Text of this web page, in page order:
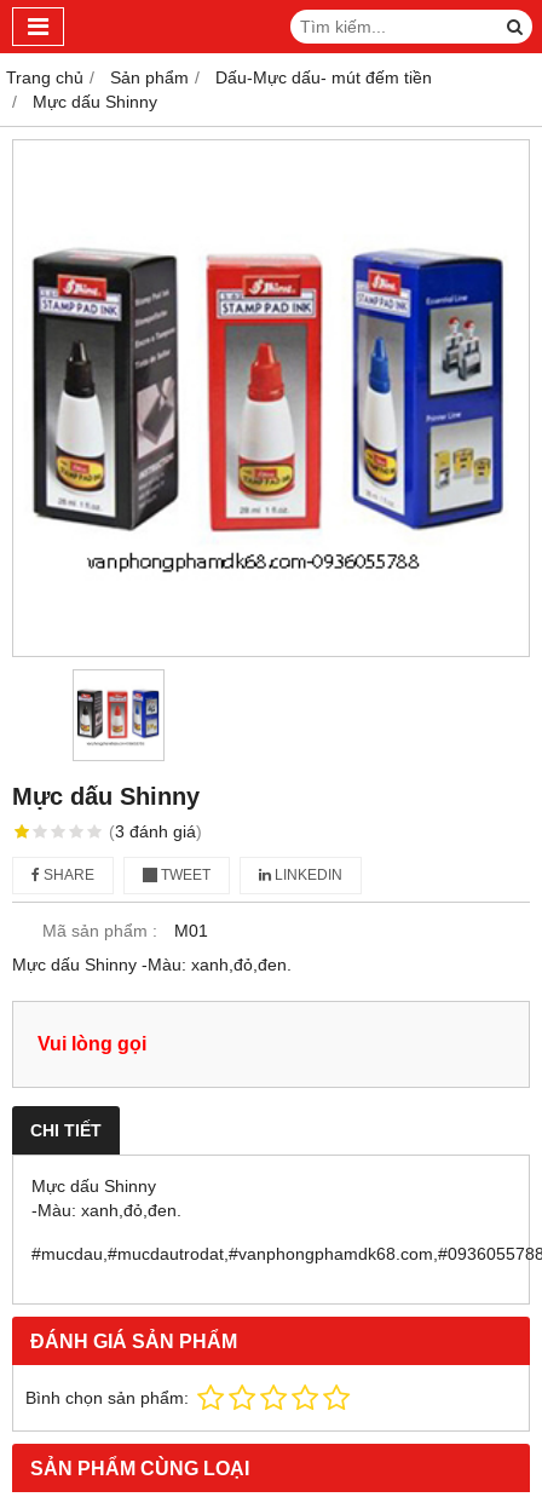
Trang chủ Sản phẩm
Dấu-Mực dấu- mút đếm tiền
Mực dấu Shinny
Mực dấu Shinny
(3 đánh giá)
SHARE TWEET LINKEDIN
Mã sản phẩm :
M01
Mực dấu Shinny -Màu: xanh,đỏ,đen.
Vui lòng gọi
CHI TIẾT
Mực dấu Shinny
-Màu: xanh,đỏ,đen.
ĐÁNH GIÁ SẢN PHẨM
Bình chọn sản phẩm:
SẢN PHẨM CÙNG LOẠI